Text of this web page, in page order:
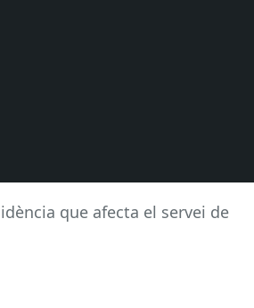
que afecta el servei de